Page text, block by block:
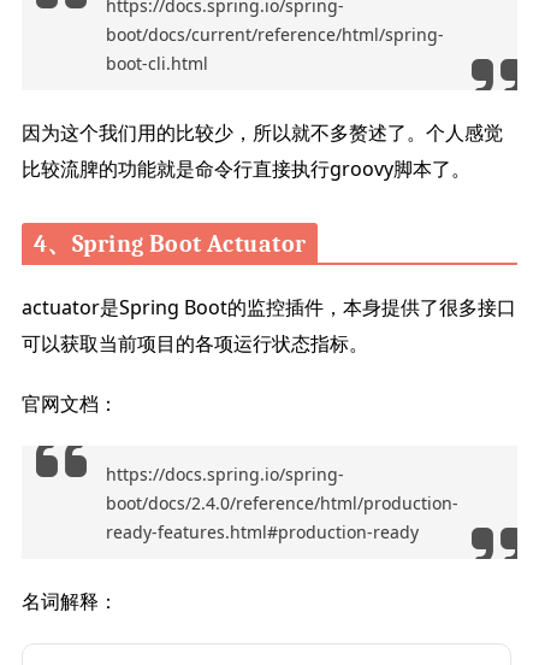
https://docs.spring.io/spring-
boot/docs/current/reference/html/spring-
boot-cli.html
因为这个我们用的比较少，所以就不多赘述了。个人感觉
比较流脾的功能就是命令行直接执行groovy脚本了。
4、Spring Boot Actuator
actuator是Spring Boot的监控插件，本身提供了很多接口
可以获取当前项目的各项运行状态指标。
官网文档：
https://docs.spring.io/spring-
boot/docs/2.4.0/reference/html/production-
ready-features.html#production-ready
名词解释：